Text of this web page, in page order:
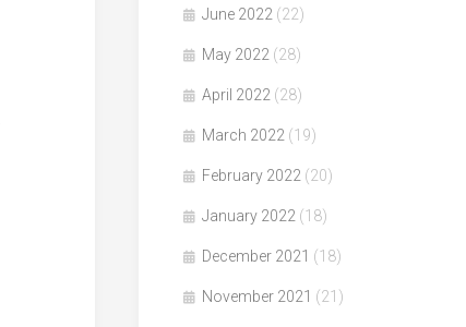
June 2022 (22)
May 2022 (28)
April 2022 (28)
March 2022 (19)
February 2022 (20)
January 2022 (18)
December 2021 (18)
November 2021 (21)